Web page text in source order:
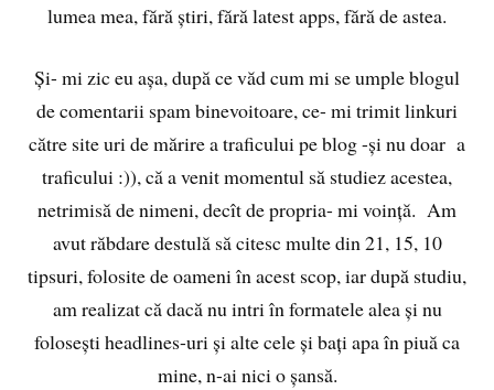
lumea mea, fără știri, fără latest apps, fără de astea.
Și- mi zic eu așa, după ce văd cum mi se umple blogul
de comentarii spam binevoitoare, ce- mi trimit linkuri
către site uri de mărire a traficului pe blog -și nu doar a
traficului :)), că a venit momentul să studiez acestea,
netrimisă de nimeni, decît de propria- mi voință. Am
avut răbdare destulă să citesc multe din 21, 15, 10
tipsuri, folosite de oameni în acest scop, iar după studiu,
am realizat că dacă nu intri în formatele alea și nu
folosești headlines-uri și alte cele și bați apa în piuă ca
mine, n-ai nici o șansă.